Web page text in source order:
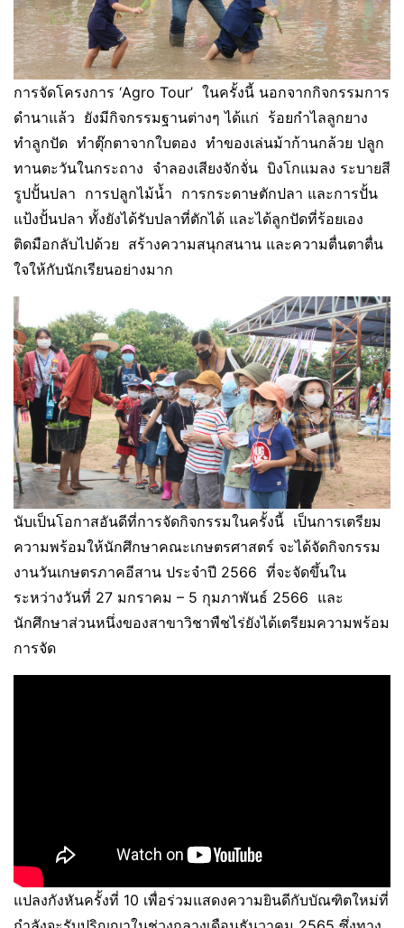
การจัดโครงการ ‘Agro Tour’ ในครั้งนี้ นอกจากกิจกรรมการ
ดำนาแล้ว ยังมีกิจกรรมฐานต่างๆ ได้แก่ ร้อยกำไลลูกยาง
ทำลูกปัด ทำตุ๊กตาจากใบตอง ทำของเล่นม้าก้านกล้วย ปลูก
ทานตะวันในกระถาง จำลองเสียงจักจั่น บิงโกแมลง ระบายสี
รูปปั้นปลา การปลูกไม้น้ำ การกระดาษตักปลา และการปั้น
แป้งปั้นปลา ทั้งยังได้รับปลาที่ตักได้ และได้ลูกปัดที่ร้อยเอง
ติดมือกลับไปด้วย สร้างความสนุกสนาน และความตื่นตาตื่น
ใจให้กับนักเรียนอย่างมาก
นับเป็นโอกาสอันดีที่การจัดกิจกรรมในครั้งนี้ เป็นการเตรียม
ความพร้อมให้นักศึกษาคณะเกษตรศาสตร์ จะได้จัดกิจกรรม
งานวันเกษตรภาคอีสาน ประจำปี 2566 ที่จะจัดขึ้นใน
ระหว่างวันที่ 27 มกราคม – 5 กุมภาพันธ์ 2566 และ
นักศึกษาส่วนหนึ่งของสาขาวิชาพืชไร่ยังได้เตรียมความพร้อม
การจัด
แปลงกังหันครั้งที่ 10 เพื่อร่วมแสดงความยินดีกับบัณฑิตใหม่ที่